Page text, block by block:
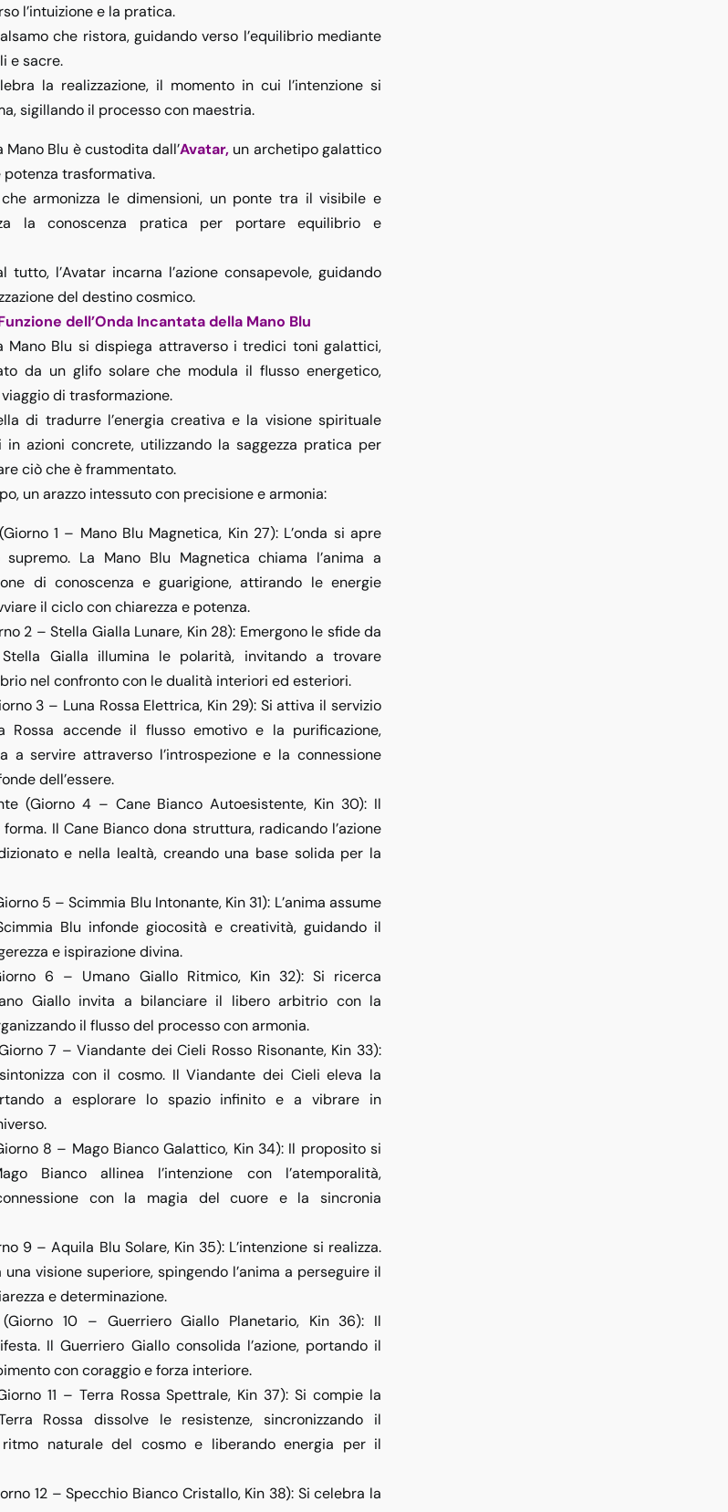
l’intuizione e la pratica.
che ristora, guidando verso l’equilibrio mediante
e sacre.
la realizzazione, il momento in cui l’intenzione si
sigillando il processo con maestria.
Mano Blu è custodita dall’Avatar, un archetipo galattico
potenza trasformativa.
armonizza le dimensioni, un ponte tra il visibile e
la conoscenza pratica per portare equilibrio e
tutto, l’Avatar incarna l’azione consapevole, guidando
del destino cosmico.
dell’Onda Incantata della Mano Blu
Mano Blu si dispiega attraverso i tredici toni galattici,
da un glifo solare che modula il flusso energetico,
di trasformazione.
di tradurre l’energia creativa e la visione spirituale
inazioni concrete, utilizzando la saggezza pratica per
ciò che è frammentato.
un arazzo intessuto con precisione e armonia:
1 – Mano Blu Magnetica, Kin 27): L’onda si apre
La Mano Blu Magnetica chiama l’anima a
di conoscenza e guarigione, attirando le energie
il ciclo con chiarezza e potenza.
2 – Stella Gialla Lunare, Kin 28): Emergono le sfide da
Stella Gialla illumina le polarità, invitando a trovare
nel confronto con le dualità interiori ed esteriori.
3 – Luna Rossa Elettrica, Kin 29): Si attiva il servizio
Rossa accende il flusso emotivo e la purificazione,
a servire attraverso l’introspezione e la connessione
dell’essere.
(Giorno 4 – Cane Bianco Autoesistente, Kin 30): Il
Il Cane Bianco dona struttura, radicando l’azione
e nella lealtà, creando una base solida per la
5 – Scimmia Blu Intonante, Kin 31): L’anima assume
Blu infonde giocosità e creatività, guidando il
e ispirazione divina.
6 – Umano Giallo Ritmico, Kin 32): Si ricerca
Giallo invita a bilanciare il libero arbitrio con la
il flusso del processo con armonia.
7 – Viandante dei Cieli Rosso Risonante, Kin 33):
con il cosmo. Il Viandante dei Cieli eleva la
a esplorare lo spazio infinito e a vibrare in
8 – Mago Bianco Galattico, Kin 34): Il proposito si
Bianco allinea l’intenzione con l’atemporalità,
con la magia del cuore e la sincronia
9 – Aquila Blu Solare, Kin 35): L’intenzione si realizza.
una visione superiore, spingendo l’anima a perseguire il
e determinazione.
(Giorno 10 – Guerriero Giallo Planetario, Kin 36): Il
Il Guerriero Giallo consolida l’azione, portando il
con coraggio e forza interiore.
11 – Terra Rossa Spettrale, Kin 37): Si compie la
Rossa dissolve le resistenze, sincronizzando il
naturale del cosmo e liberando energia per il
12 – Specchio Bianco Cristallo, Kin 38): Si celebra la